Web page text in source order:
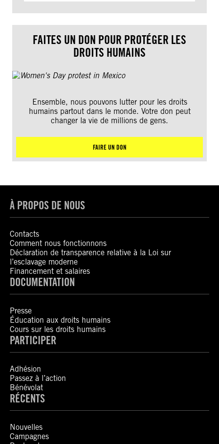
FAITES UN DON POUR PROTÉGER LES
DROITS HUMAINS
Ensemble, nous pouvons lutter pour les droits
humains partout dans le monde. Votre don peut
changer la vie de millions de gens.
FAIRE UN DON
À PROPOS DE NOUS
Contacts
Comment nous fonctionnons
Déclaration de transparence relative à la Loi sur
l’esclavage moderne
Financement et salaires
DOCUMENTATION
Presse
Éducation aux droits humains
Cours sur les droits humains
PARTICIPER
Adhésion
Passez à l’action
Bénévolat
RÉCENTS
Nouvelles
Campagnes